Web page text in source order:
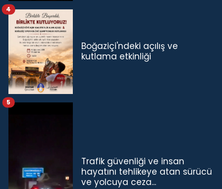
Boğaziçi'ndeki açılış ve
kutlama etkinliği
4
Trafik güvenliği ve insan
hayatını tehlikeye atan sürücü
ve yolcuya ceza...
5